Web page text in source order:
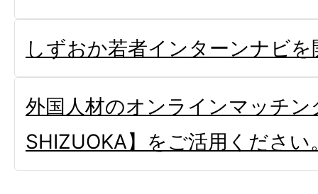
しずおか若者インターンナビ
外国人材のオンラインマッチ
SHIZUOKA】をご活用ください